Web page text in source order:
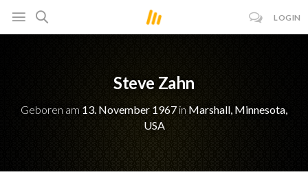
LOGIN
Steve Zahn
Geboren am 13. November 1967 in Marshall, Minnesota,
USA